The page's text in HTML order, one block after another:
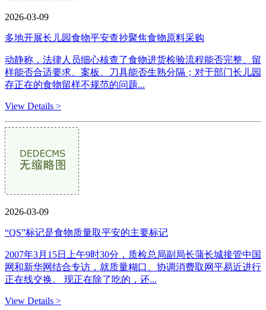
2026-03-09
多地开展长儿园食物平安查抄聚焦食物原料采购
动静称，法律人员细心核查了食物进货检验流程能否完整、留
样能否合适要求、案板、刀具能否生熟分隔；对于部门长儿园
存正在的食物留样不规范的问题...
View Details >
2026-03-09
“QS”标记是食物质量取平安的主要标记
2007年3月15日上午9时30分，质检总局副局长蒲长城接管中国
网和新华网结合专访，就质量糊口、协调消费取网平易近进行
正在线交换。 现正在除了吃的，还...
View Details >